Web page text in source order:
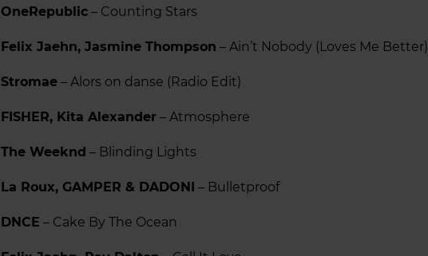
OneRepublic – Counting Stars
Felix Jaehn, Jasmine Thompson – Ain’t Nobody (Loves Me Better)
Stromae – Alors on danse (Radio Edit)
FISHER, Kita Alexander – Atmosphere
The Weeknd – Blinding Lights
La Roux, GAMPER & DADONI – Bulletproof
DNCE – Cake By The Ocean